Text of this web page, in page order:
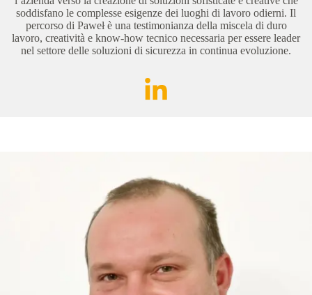
soddisfano le complesse esigenze dei luoghi di lavoro odierni. Il
percorso di Paweł è una testimonianza della miscela di duro
lavoro, creatività e know-how tecnico necessaria per essere leader
nel settore delle soluzioni di sicurezza in continua evoluzione.